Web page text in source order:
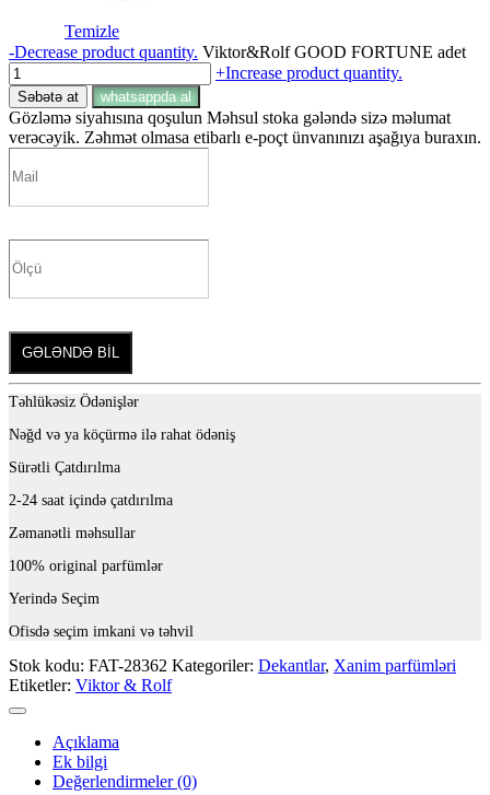
Temizle
-Decrease product quantity. Viktor&Rolf GOOD FORTUNE adet
+Increase product quantity.
Səbətə at whatsappda al
Gözləmə siyahısına qoşulun Məhsul stoka gələndə sizə məlumat
verəcəyik. Zəhmət olmasa etibarlı e-poçt ünvanınızı aşağıya buraxın.
GƏLƏNDƏ BİL
Təhlükəsiz Ödənişlər
Nəğd və ya köçürmə ilə rahat ödəniş
Sürətli Çatdırılma
2-24 saat içində çatdırılma
Zəmanətli məhsullar
100% original parfümlər
Yerində Seçim
Ofisdə seçim imkani və təhvil
Stok kodu: FAT-28362 Kategoriler: Dekantlar, Xanim parfümləri
Etiketler: Viktor & Rolf
Açıklama
Ek bilgi
Değerlendirmeler (0)